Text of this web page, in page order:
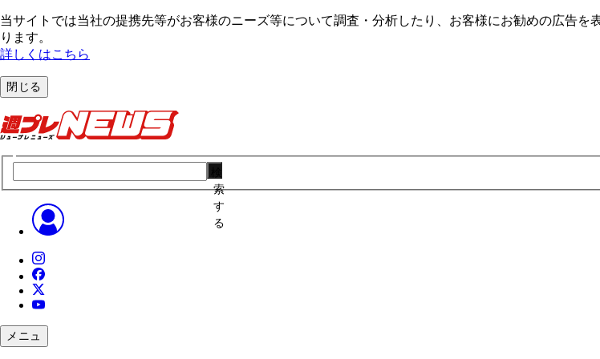
当サイトでは当社の提携先等がお客様のニーズ等について調査・分析したり、お客様にお勧めの広告を
ります。
詳しくはこちら
閉じる
索
す
る
メニュ